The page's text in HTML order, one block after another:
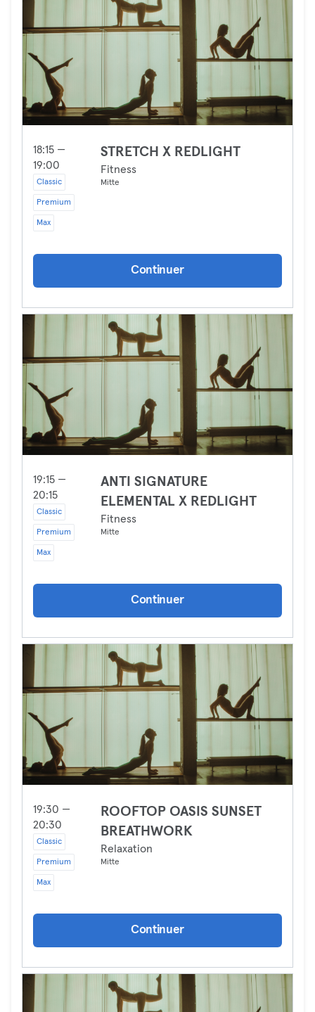
18:15 —
19:00
Classic
Premium
Max
STRETCH X REDLIGHT
Fitness
Mitte
Continuer
19:15 —
20:15
Classic
Premium
Max
ANTI SIGNATURE
ELEMENTAL X REDLIGHT
Fitness
Mitte
Continuer
19:30 —
20:30
Classic
Premium
Max
ROOFTOP OASIS SUNSET
BREATHWORK
Relaxation
Mitte
Continuer